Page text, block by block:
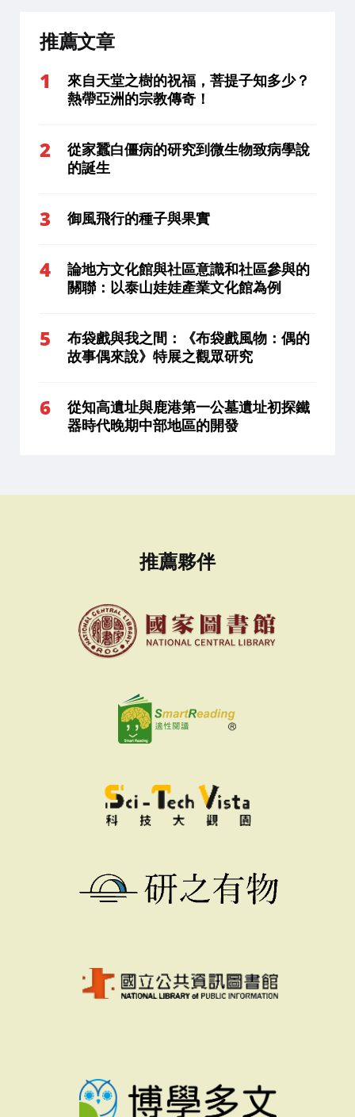
推薦文章
來自天堂之樹的祝福，菩提子知多少？
熱帶亞洲的宗教傳奇！
從家蠶白僵病的研究到微生物致病學說
的誕生
御風飛行的種子與果實
論地方文化館與社區意識和社區參與的
關聯：以泰山娃娃產業文化館為例
布袋戲與我之間：《布袋戲風物：偶的
故事偶來說》特展之觀眾研究
從知高遺址與鹿港第一公墓遺址初探鐵
器時代晚期中部地區的開發
推薦夥伴